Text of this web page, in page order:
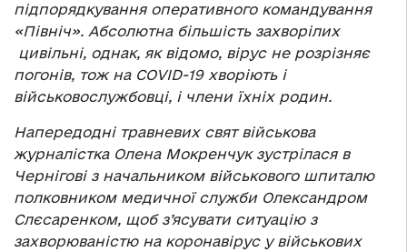
підпорядкування оперативного командування
«Північ». Абсолютна більшість захворілих
цивільні, однак, як відомо, вірус не розрізняє
погонів, тож на COVІD-19 хворіють і
військовослужбовці, і члени їхніх родин.
Напередодні травневих свят військова
журналістка Олена Мокренчук зустрілася в
Чернігові з начальником військового шпиталю
полковником медичної служби Олександром
Слєсаренком, щоб з’ясувати ситуацію з
захворюваністю на коронавірус у військових